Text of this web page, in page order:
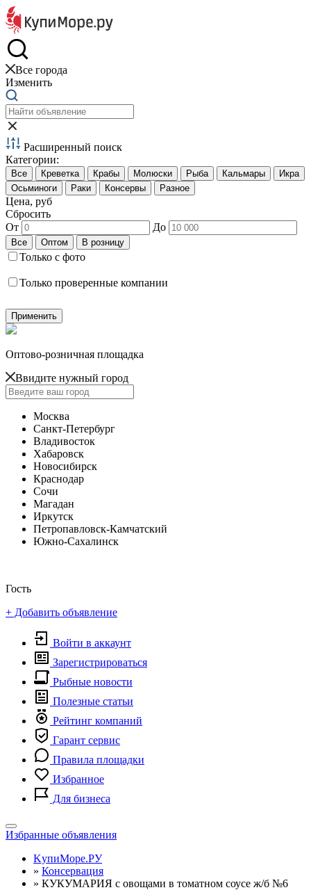
Все города
Изменить
Расширенный поиск
Категории:
Цена, руб
Сбросить
От
До
Только с фото
Только проверенные компании
Оптово-розничная площадка
Ввидите нужный город
Москва
Санкт-Петербург
Владивосток
Хабаровск
Новосибирск
Краснодар
Сочи
Магадан
Иркутск
Петропавловск-Камчатский
Южно-Сахалинск
Гость
+ Добавить объявление
Войти в аккаунт
Зарегистрироваться
Рыбные новости
Полезные статьи
Рейтинг компаний
Гарант сервис
Правила площадки
Избранное
Для бизнеса
Toggle
navigation
Избранные объявления
KупиМоре.РУ
» Консервация
» КУКУМАРИЯ с овощами в томатном соусе ж/б №6